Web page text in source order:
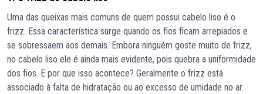
Uma das queixas mais comuns de quem possui cabelo liso é o
frizz. Essa característica surge quando os fios ficam arrepiados e
se sobressaem aos demais. Embora ninguém goste muito de frizz,
no cabelo liso ele é ainda mais evidente, pois quebra a uniformidade
dos fios. E por que isso acontece? Geralmente o frizz está
associado à falta de hidratação ou ao excesso de umidade no ar.